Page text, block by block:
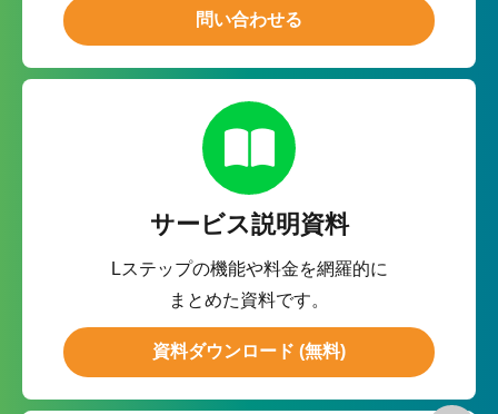
問い合わせる
サービス説明資料
Lステップの機能や料金を網羅的に
まとめた資料です。
資料ダウンロード (無料)